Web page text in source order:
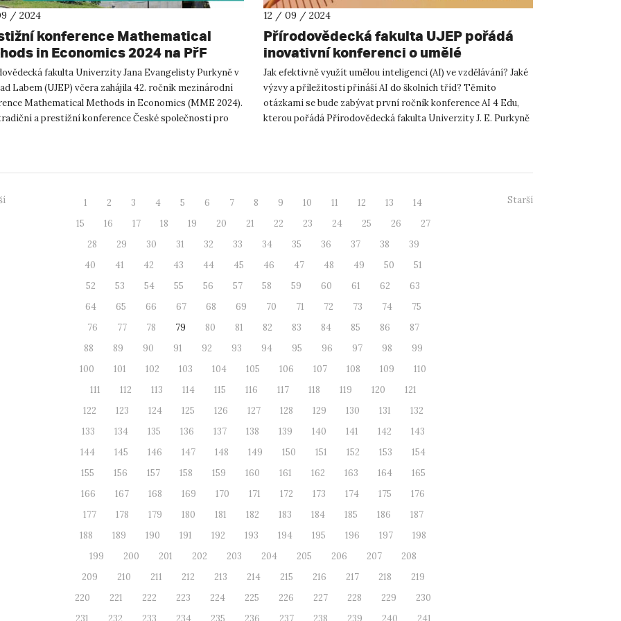
/ 2024
konference Mathematical
in Economics 2024 na PřF
fakulta Univerzity Jana Evangelisty Purkyně v
Labem (UJEP) včera zahájila 42. ročník mezinárodní
Mathematical Methods in Economics (MME 2024).
a prestižní konference České společnosti pro
12 / 09 / 2024
Přírodovědecká fakulta UJEP pořádá
inovativní konferenci o umělé
inteligenci ve vzdělávání
Jak efektivně využít umělou inteligenci (AI) ve vzdělávání? Jaké
výzvy a příležitosti přináší AI do školních tříd? Těmito
otázkami se bude zabývat první ročník konference AI 4 Edu,
kterou pořádá Přírodovědecká fakulta Univerzity J. E. Purkyně
1 2 3 4 5 6 7 8 9 10 11 12 13
14
15
16 17 18 19 20 21 22 23 24 25 26
27
28
29 30 31 32 33 34 35 36 37 38
39
40
41 42 43 44 45 46 47 48 49 50
51
52
53 54 55 56 57 58 59 60 61 62
63
64
65 66 67 68 69 70 71 72 73 74
75
76
77 78 79 80 81 82 83 84 85 86
87
88
89 90 91 92 93 94 95 96 97 98
99
100
101 102 103 104 105 106 107 108 109
110
111
112 113 114 115 116 117 118 119 120
121
122
123 124 125 126 127 128 129 130 131
132
133
134 135 136 137 138 139 140 141 142
143
144
145 146 147 148 149 150 151 152 153
154
155
156 157 158 159 160 161 162 163 164
165
166
167 168 169 170 171 172 173 174 175
176
177
178 179 180 181 182 183 184 185 186
187
188
189 190 191 192 193 194 195 196 197
198
199
200 201 202 203 204 205 206 207
208
209
210 211 212 213 214 215 216 217 218
219
220
221 222 223 224 225 226 227 228 229
230
231
232 233 234 235 236 237 238 239 240 241
Starší